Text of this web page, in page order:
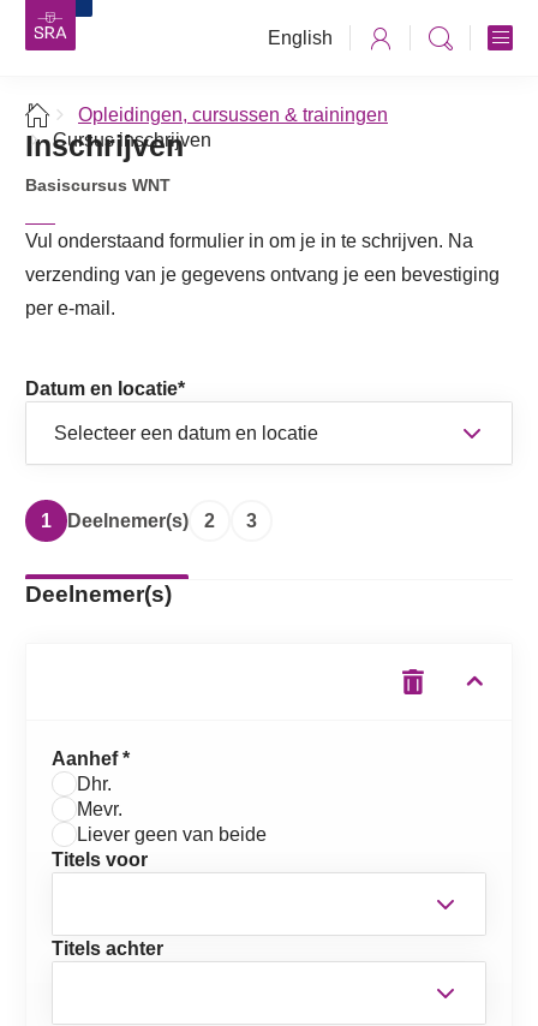
English
Opleidingen, cursussen & trainingen
Cursus inschrijven
Inschrijven
Basiscursus WNT
Vul onderstaand formulier in om je in te schrijven. Na
verzending van je gegevens ontvang je een bevestiging
per e-mail.
Datum en locatie*
1 Deelnemer(s) 2 3
Deelnemer(s)
Aanhef *
Dhr.
Mevr.
Liever geen van beide
Titels voor
Titels achter